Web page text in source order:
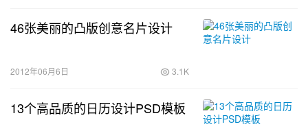
46张美丽的凸版创意名片设计
2012年06月6日 3.1K
13个高品质的日历设计PSD模板